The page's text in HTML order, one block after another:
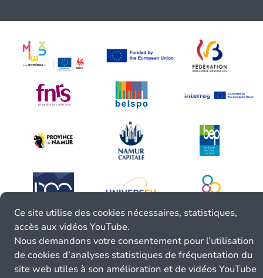
Ce site utilise des cookies nécessaires, statistiques,
accès aux vidéos YouTube.
Nous demandons votre consentement pour l’utilisation
de cookies d’analyses statistiques de fréquentation du
site web utiles à son amélioration et de vidéos YouTube